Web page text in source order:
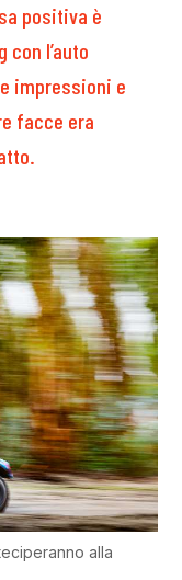
positiva è
l’auto
impressioni e
facce era
alla